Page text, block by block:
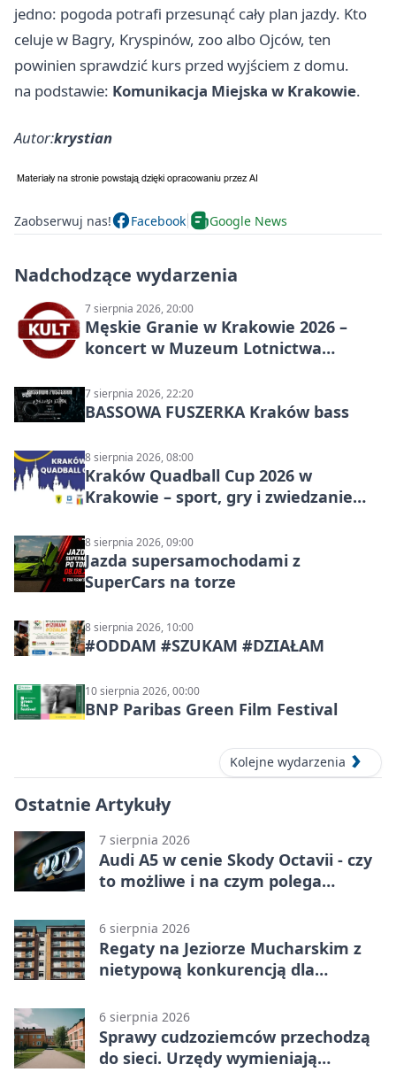
jedno: pogoda potrafi przesunąć cały plan jazdy. Kto
celuje w Bagry, Kryspinów, zoo albo Ojców, ten
powinien sprawdzić kurs przed wyjściem z domu.
na podstawie: Komunikacja Miejska w Krakowie.
Autor:krystian
Zaobserwuj nas! Facebook Google News
Nadchodzące wydarzenia
7 sierpnia 2026, 20:00
Męskie Granie w Krakowie 2026 –
koncert w Muzeum Lotnictwa
7 sierpnia 2026, 22:20
BASSOWA FUSZERKA Kraków bass
8 sierpnia 2026, 08:00
Kraków Quadball Cup 2026 w
Krakowie – sport, gry i zwiedzanie
8 sierpnia 2026, 09:00
Jazda supersamochodami z
SuperCars na torze
8 sierpnia 2026, 10:00
#ODDAM #SZUKAM #DZIAŁAM
10 sierpnia 2026, 00:00
BNP Paribas Green Film Festival
Kolejne wydarzenia
Ostatnie Artykuły
7 sierpnia 2026
Audi A5 w cenie Skody Octavii - czy
to możliwe i na czym polega
6 sierpnia 2026
Regaty na Jeziorze Mucharskim z
nietypową konkurencją dla
6 sierpnia 2026
Sprawy cudzoziemców przechodzą
do sieci. Urzędy wymieniają